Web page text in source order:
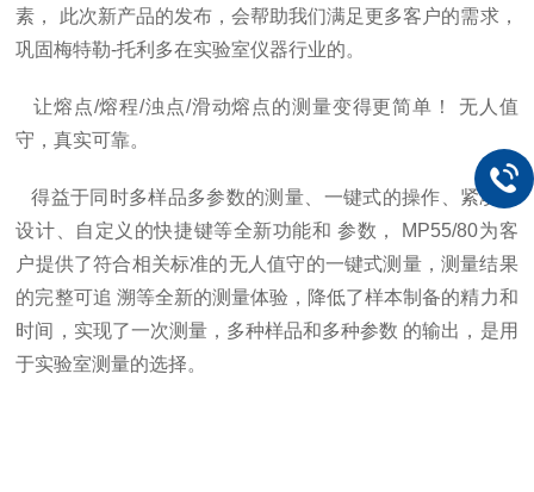
素， 此次新产品的发布，会帮助我们满足更多客户的需求，
巩固梅特勒-托利多在实验室仪器行业的。
让熔点/熔程/浊点/滑动熔点的测量变得更简单！ 无人值
守，真实可靠。
得益于同时多样品多参数的测量、一键式的操作、紧凑的
设计、自定义的快捷键等全新功能和 参数， MP55/80为客
户提供了符合相关标准的无人值守的一键式测量，测量结果
的完整可追 溯等全新的测量体验，降低了样本制备的精力和
时间，实现了一次测量，多种样品和多种参数 的输出，是用
于实验室测量的选择。